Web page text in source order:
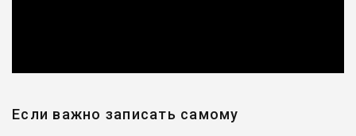
Если важно записать самому